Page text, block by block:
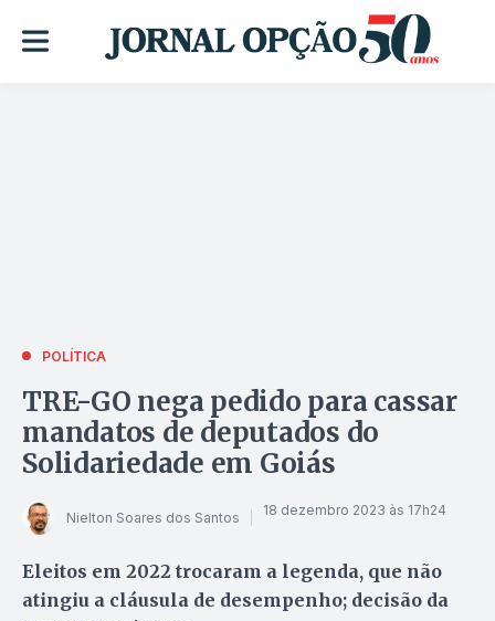
POLÍTICA
TRE-GO nega pedido para cassar
mandatos de deputados do
Solidariedade em Goiás
Nielton Soares dos Santos 18 dezembro 2023 às 17h24
Eleitos em 2022 trocaram a legenda, que não
atingiu a cláusula de desempenho; decisão da